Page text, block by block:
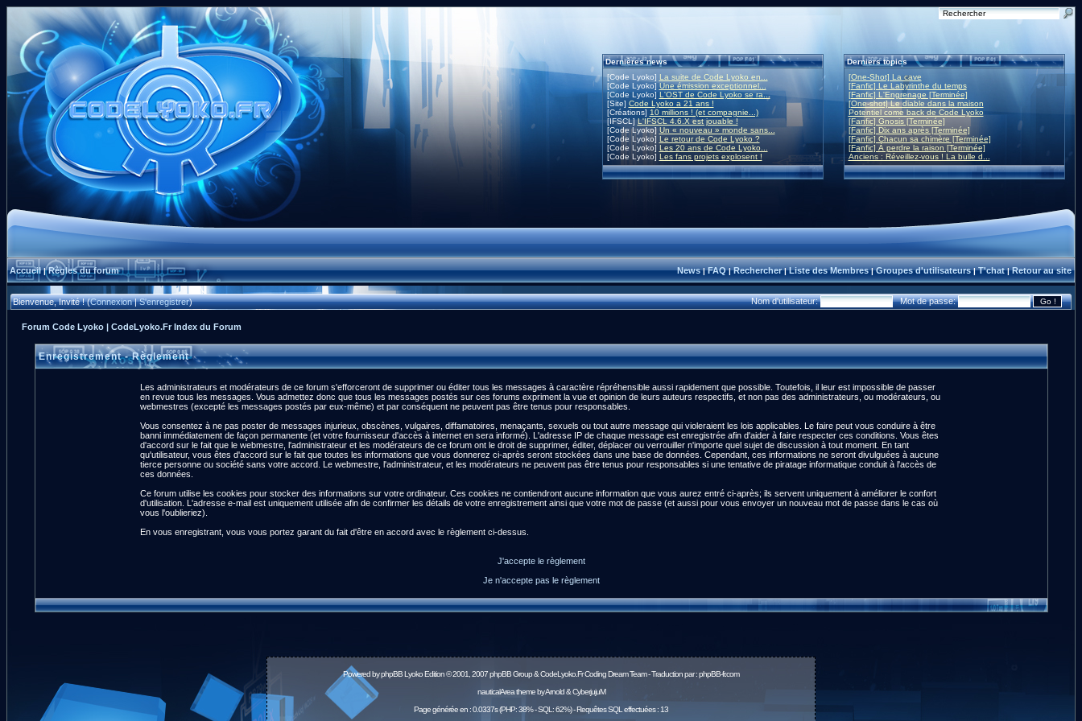
Dernières news
[Code Lyoko] La suite de Code Lyoko en...
[Code Lyoko]Une émission exceptionnel...
[Code Lyoko] L'OST de Code Lyoko se ra...
[Site] Code Lyoko a 21 ans !
[Créations] 10 millions ! (et compagnie...)
[IFSCL]L'IFSCL 4.6.X est jouable !
[Code Lyoko] Un « nouveau » monde sans...
[Code Lyoko] Le retour de Code Lyoko ?
[Code Lyoko] Les 20 ans de Code Lyoko...
[Code Lyoko] Les fans projets explosent !
Derniers topics
[One-Shot] La cave
[Fanfic] Le Labyrinthe du temps
[Fanfic] L'Engrenage [Terminée]
[One-shot] Le diable dans la maison
Potentiel come back de Code Lyoko
[Fanfic] Gnosis [Terminée]
[Fanfic] Dix ans après [Terminée]
[Fanfic] Chacun sa chimère [Terminée]
[Fanfic] À perdre la raison [Terminée]
Anciens : Réveillez-vous ! La bulle d...
Accueil|Règles du forum News|FAQ|Rechercher|Liste des Membres|Groupes d'utilisateurs|T'chat|Retour au site
Bienvenue, Invité ! (Connexion|S'enregistrer) Nom d'utilisateur: Mot de passe:
Forum Code Lyoko | CodeLyoko.Fr Index du Forum
Enregistrement - Règlement
Les administrateurs et modérateurs de ce forum s'efforceront de supprimer ou éditer tous les messages à caractère répréhensible aussi rapidement que possible. Toutefois, il leur est impossible de passer
en revue tous les messages. Vous admettez donc que tous les messages postés sur ces forums expriment la vue et opinion de leurs auteurs respectifs, et non pas des administrateurs, ou modérateurs, ou
webmestres (excepté les messages postés par eux-même) et par conséquent ne peuvent pas être tenus pour responsables.
Vous consentez à ne pas poster de messages injurieux, obscènes, vulgaires, diffamatoires, menaçants, sexuels ou tout autre message qui violeraient les lois applicables. Le faire peut vous conduire à être
banni immédiatement de façon permanente (et votre fournisseur d'accès à internet en sera informé). L'adresse IP de chaque message est enregistrée afin d'aider à faire respecter ces conditions. Vous êtes
d'accord sur le fait que le webmestre, l'administrateur et les modérateurs de ce forum ont le droit de supprimer, éditer, déplacer ou verrouiller n'importe quel sujet de discussion à tout moment. En tant
qu'utilisateur, vous êtes d'accord sur le fait que toutes les informations que vous donnerez ci-après seront stockées dans une base de données. Cependant, ces informations ne seront divulguées à aucune
tierce personne ou société sans votre accord. Le webmestre, l'administrateur, et les modérateurs ne peuvent pas être tenus pour responsables si une tentative de piratage informatique conduit à l'accès de
ces données.
Ce forum utilise les cookies pour stocker des informations sur votre ordinateur. Ces cookies ne contiendront aucune information que vous aurez entré ci-après; ils servent uniquement à améliorer le confort
d'utilisation. L'adresse e-mail est uniquement utilisée afin de confirmer les détails de votre enregistrement ainsi que votre mot de passe (et aussi pour vous envoyer un nouveau mot de passe dans le cas où
vous l'oublieriez).
En vous enregistrant, vous vous portez garant du fait d'être en accord avec le règlement ci-dessus.
J'accepte le règlement
Je n'accepte pas le règlement
Powered byphpBBLyoko Edition © 2001, 2007 phpBB Group & CodeLyoko.Fr Coding Dream Team - Traduction par :phpBB-fr.com
nauticalArea theme by Arnold & CyberjujuM
Page générée en : 0.0337s (PHP: 38% - SQL: 62%) - Requêtes SQL effectuées : 13